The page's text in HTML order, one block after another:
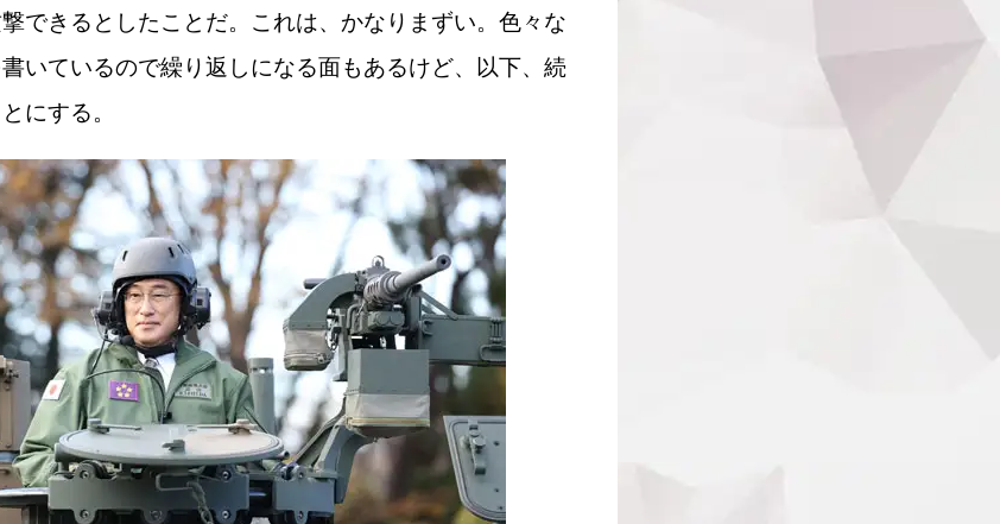
できるとしたことだ。これは、かなりまずい。色々な
いているので繰り返しになる面もあるけど、以下、続
にする。